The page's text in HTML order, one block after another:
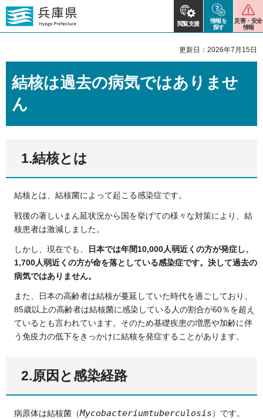
閲覧支援
情報を
探す
災害・安全
情報
更新日：2026年7月15日
結核は過去の病気ではありませ
ん
1.結核とは
結核とは、結核菌によって起こる感染症です。
戦後の著しいまん延状況から国を挙げての様々な対策により、結
核患者は激減しました。
しかし、現在でも、
日本では年間10,000人弱近くの方が発症し、
1,700人弱近くの方が命を落としている感染症です。決して過去の
病気ではありません。
また、日本の高齢者は結核が蔓延していた時代を過ごしており、
85歳以上の高齢者は結核菌に感染している人の割合が60％を超え
ているとも言われています。そのため基礎疾患の増悪や加齢に伴
う免疫力の低下をきっかけに結核を発症することがあります。
2.原因と感染経路
病原体は結核菌（Mycobacteriumtuberculosis）です。